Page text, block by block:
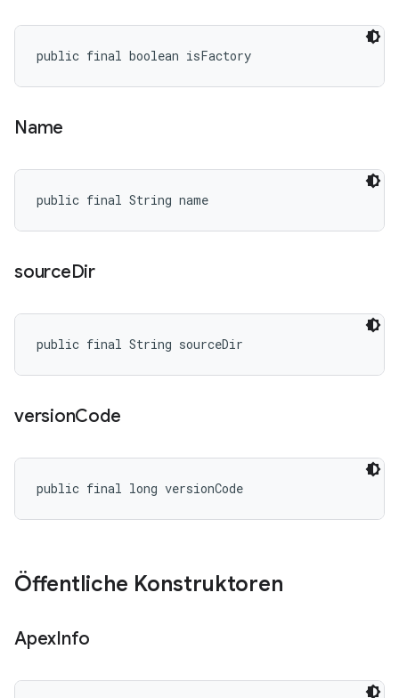
public final boolean isFactory
Name
public final String name
sourceDir
public final String sourceDir
versionCode
public final long versionCode
Öffentliche Konstruktoren
ApexInfo